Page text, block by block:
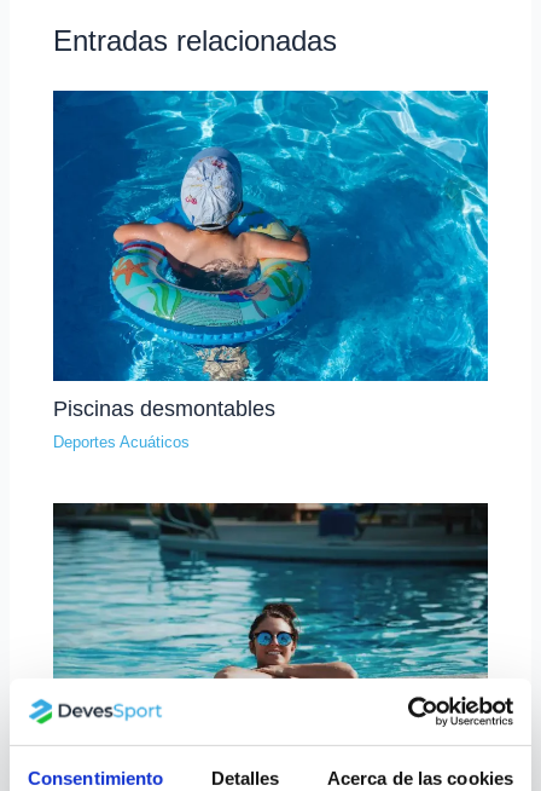
Consentimiento Detalles Acerca de las cookies
Entradas relacionadas
Piscinas desmontables
Deportes Acuáticos